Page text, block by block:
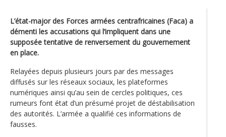
L’état-major des Forces armées centrafricaines (Faca) a
démenti les accusations qui l’impliquent dans une
supposée tentative de renversement du gouvernement
en place.
Relayées depuis plusieurs jours par des messages
diffusés sur les réseaux sociaux, les plateformes
numériques ainsi qu’au sein de cercles politiques, ces
rumeurs font état d’un présumé projet de déstabilisation
des autorités. L’armée a qualifié ces informations de
fausses.